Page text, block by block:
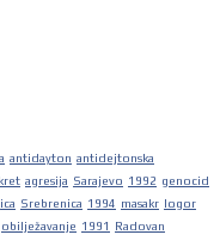
antidayton antidejtonska
agresija Sarajevo 1992 genocid
Srebrenica 1994 masakr logor
obilježavanje 1991
Radovan